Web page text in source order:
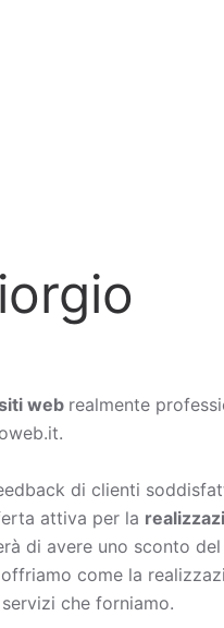
web realmente
di clienti
attiva per la
di avere uno sconto del
come la
che forniamo.